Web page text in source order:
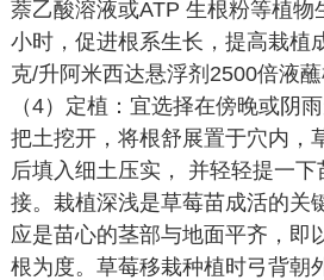
萘乙酸溶液或ATP 生根粉等植物
小时，促进根系生长，提高栽植
克/升阿米西达悬浮剂2500倍液蘸
（4）定植：宜选择在傍晚或阴
把土挖开，将根舒展置于穴内，
后填入细土压实， 并轻轻提一
接。栽植深浅是草莓苗成活的关
应是苗心的茎部与地面平齐，即
根为度。草莓移栽种植时弓背朝